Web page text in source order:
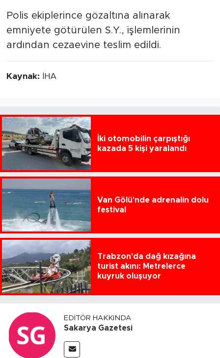
Polis ekiplerince gözaltına alınarak
emniyete götürülen S.Y., işlemlerinin
ardından cezaevine teslim edildi.
Kaynak: İHA
İki otomobilin çarpıştığı
kazada 5 kişi yaralandı
Van Gölü'nde adrenalin dolu
festival
Trabzon'da dağ kızağına
turist akını: Metrelerce
kuyruk oluşuyor
EDITÖR HAKKINDA
Sakarya Gazetesi